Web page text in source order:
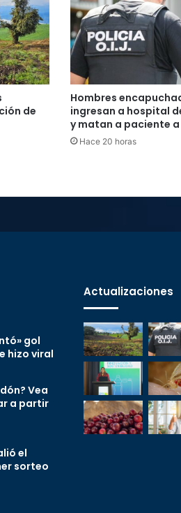
de
Hombres
ingresan a hospital
y matan a paciente
Hace 20 horas
gol
hizo viral
Vea
a partir
el
sorteo
Actualizaciones